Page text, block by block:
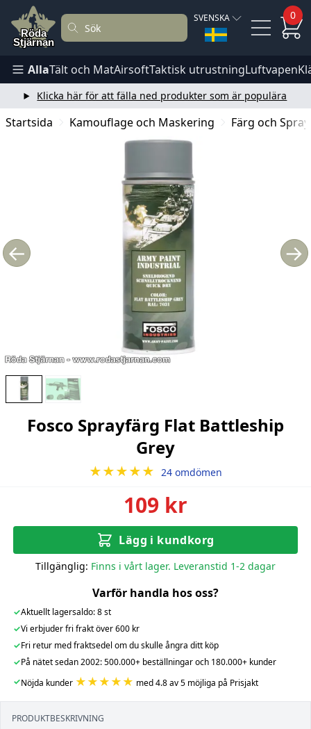
SVENSKA 0
AllaTält och MatAirsoftTaktisk utrustningLuftvapen
Klicka här för att fälla ned produkter som är populära
Startsida Kamouflage och Maskering Färg och Spray
← →
Fosco Sprayfärg Flat Battleship
Grey
★★★★★ 24 omdömen
109 kr
Lägg i kundkorg
Tillgänglig: Finns i vårt lager. Leveranstid 1-2 dagar
Varför handla hos oss?
✓Aktuellt lagersaldo: 8 st
✓Vi erbjuder fri frakt över 600 kr
✓Fri retur med fraktsedel om du skulle ångra ditt köp
✓På nätet sedan 2002: 500.000+ beställningar och 180.000+ kunder
✓Nöjda kunder ★★★★★ med 4.8 av 5 möjliga på Prisjakt
PRODUKTBESKRIVNING